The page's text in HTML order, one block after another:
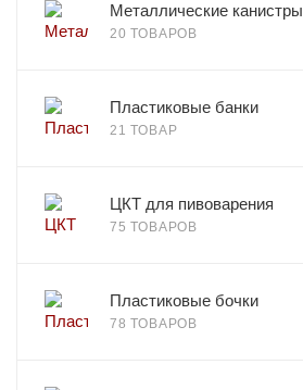
Металлические канистры
20 ТОВАРОВ
Пластиковые банки
21 ТОВАР
ЦКТ для пивоварения
75 ТОВАРОВ
Пластиковые бочки
78 ТОВАРОВ